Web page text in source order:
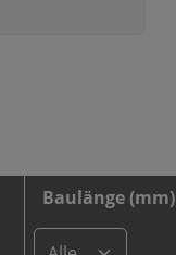
Baulänge (mm)